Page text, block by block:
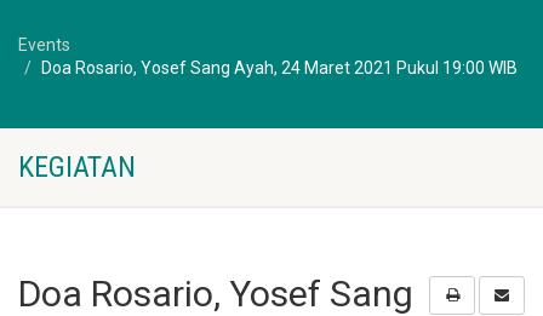
Events
Doa Rosario, Yosef Sang Ayah, 24 Maret 2021 Pukul 19:00 WIB
KEGIATAN
Doa Rosario, Yosef Sang